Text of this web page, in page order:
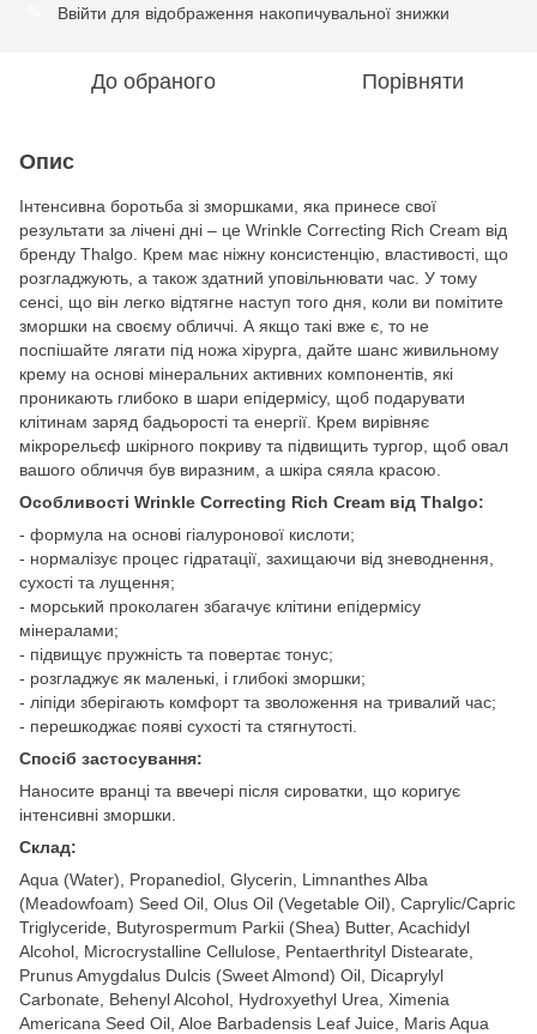
Ввійти для відображення накопичувальної знижки
До обраного Порівняти
Опис
Інтенсивна боротьба зі зморшками, яка принесе свої
результати за лічені дні – це Wrinkle Correcting Rich Cream від
бренду Thalgo. Крем має ніжну консистенцію, властивості, що
розгладжують, а також здатний уповільнювати час. У тому
сенсі, що він легко відтягне наступ того дня, коли ви помітите
зморшки на своєму обличчі. А якщо такі вже є, то не
поспішайте лягати під ножа хірурга, дайте шанс живильному
крему на основі мінеральних активних компонентів, які
проникають глибоко в шари епідермісу, щоб подарувати
клітинам заряд бадьорості та енергії. Крем вирівняє
мікрорельєф шкірного покриву та підвищить тургор, щоб овал
вашого обличчя був виразним, а шкіра сяяла красою.
Особливості Wrinkle Correcting Rich Cream від Thalgo:
- формула на основі гіалуронової кислоти;
- нормалізує процес гідратації, захищаючи від зневоднення,
сухості та лущення;
- морський проколаген збагачує клітини епідермісу
мінералами;
- підвищує пружність та повертає тонус;
- розгладжує як маленькі, і глибокі зморшки;
- ліпіди зберігають комфорт та зволоження на тривалий час;
- перешкоджає появі сухості та стягнутості.
Спосіб застосування:
Наносите вранці та ввечері після сироватки, що коригує
інтенсивні зморшки.
Склад:
Aqua (Water), Propanediol, Glycerin, Limnanthes Alba
(Meadowfoam) Seed Oil, Olus Oil (Vegetable Oil), Caprylic/Capric
Triglyceride, Butyrospermum Parkii (Shea) Butter, Acachidyl
Alcohol, Microcrystalline Cellulose, Pentaerthrityl Distearate,
Prunus Amygdalus Dulcis (Sweet Almond) Oil, Dicaprylyl
Carbonate, Behenyl Alcohol, Hydroxyethyl Urea, Ximenia
Americana Seed Oil, Aloe Barbadensis Leaf Juice, Maris Aqua